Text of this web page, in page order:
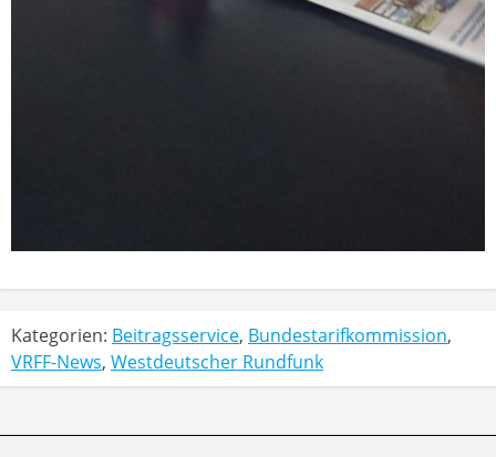
Kategorien: Beitragsservice, Bundestarifkommission,
VRFF-News, Westdeutscher Rundfunk